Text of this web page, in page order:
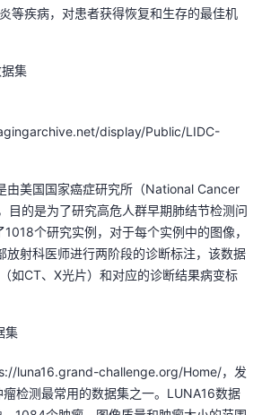
等疾病，对患者获得恢复和生存的最佳机
集
display/Public/LIDC-
美国国家癌症研究所（National Cancer
目的是为了研究高危人群早期肺结节检测问
个研究实例，对于每个实例中的图像，
放射科医师进行两阶段的诊断标注，该数据
如CT、X光片）和对应的诊断结果病变标
集
luna16.grand-challenge.org/Home/，发
检测最常用的数据集之一。LUNA16数据